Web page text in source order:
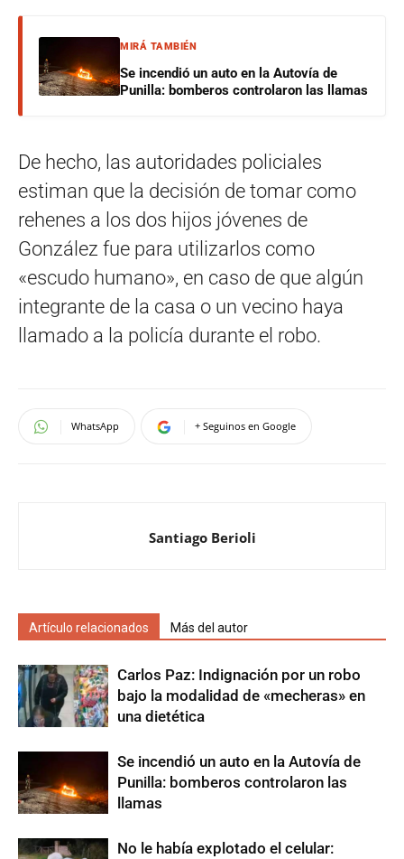
MIRÁ TAMBIÉN
Se incendió un auto en la Autovía de
Punilla: bomberos controlaron las llamas
De hecho, las autoridades policiales
estiman que la decisión de tomar como
rehenes a los dos hijos jóvenes de
González fue para utilizarlos como
«escudo humano», en caso de que algún
integrante de la casa o un vecino haya
llamado a la policía durante el robo.
WhatsApp + Seguinos en Google
Santiago Berioli
Artículo relacionados Más del autor
Carlos Paz: Indignación por un robo
bajo la modalidad de «mecheras» en
una dietética
Se incendió un auto en la Autovía de
Punilla: bomberos controlaron las
llamas
No le había explotado el celular: